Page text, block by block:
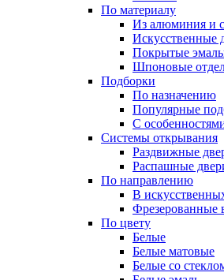
По материалу
Из алюминия и
Искусственные
Покрытые
Шпоновые
Подборки
По назначению
Популярные
С
Системы открывания
Раздвижные
Распашные
По направлению
В
Фрезерованные
По цвету
Белые
Белые матовые
Белые со